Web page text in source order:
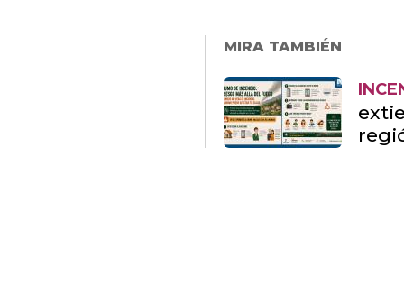
MIRA TAMBIÉN